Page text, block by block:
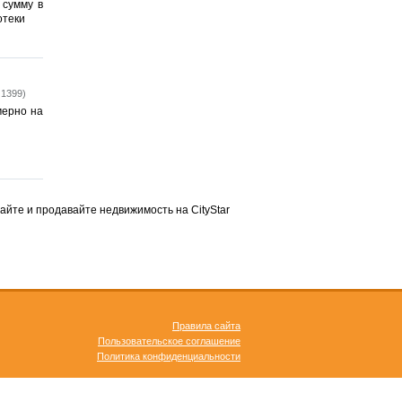
в
на
и продавайте недвижимость на CityStar
Правила сайта
Пользовательское соглашение
Политика конфиденциальности